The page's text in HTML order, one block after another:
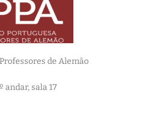
de Alemão
andar, sala 17———————–